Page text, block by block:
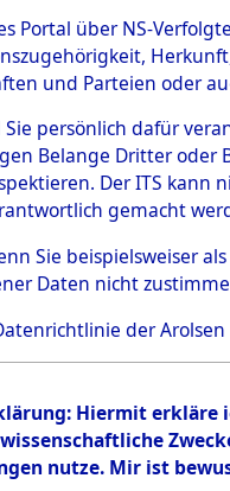
und
0078
Portal über NS-
und Parteien oder
persönlich dafür
Belange Dritter
Der ITS
gemacht
Sie beispielsweiser
Daten nicht
der Arolsen
Hiermit erkläre
nutze. Mir ist